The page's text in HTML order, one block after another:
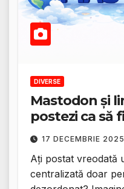
DIVERSE
Mastodon și
postezi ca să
17 DECEMBRIE 2025
Ați postat vreodată
centralizată doar